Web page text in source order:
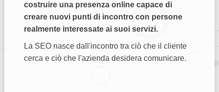
costruire una presenza online capace di
creare nuovi punti di incontro con persone
realmente interessate ai suoi servizi.
La SEO nasce dall'incontro tra ciò che il cliente
cerca e ciò che l'azienda desidera comunicare.